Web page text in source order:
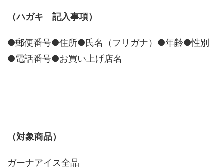
（ハガキ 記入事項）
●郵便番号●住所●氏名（フリガナ）●年齢●性別
●電話番号●お買い上げ店名
（対象商品）
ガーナアイス全品